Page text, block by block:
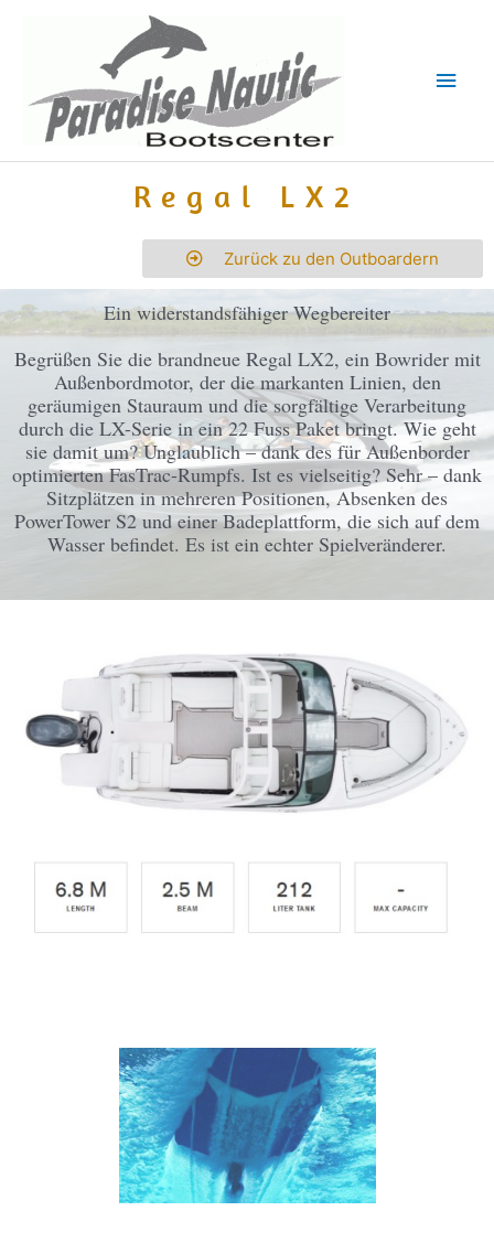
Regal LX2
Zurück zu den Outboardern
Ein widerstandsfähiger Wegbereiter
Begrüßen Sie die brandneue Regal LX2, ein Bowrider mit
Außenbordmotor, der die markanten Linien, den
geräumigen Stauraum und die sorgfältige Verarbeitung
durch die LX-Serie in ein 22 Fuss Paket bringt. Wie geht
sie damit um? Unglaublich – dank des für Außenborder
optimierten FasTrac-Rumpfs. Ist es vielseitig? Sehr – dank
Sitzplätzen in mehreren Positionen, Absenken des
PowerTower S2 und einer Badeplattform, die sich auf dem
Wasser befindet. Es ist ein echter Spielveränderer.